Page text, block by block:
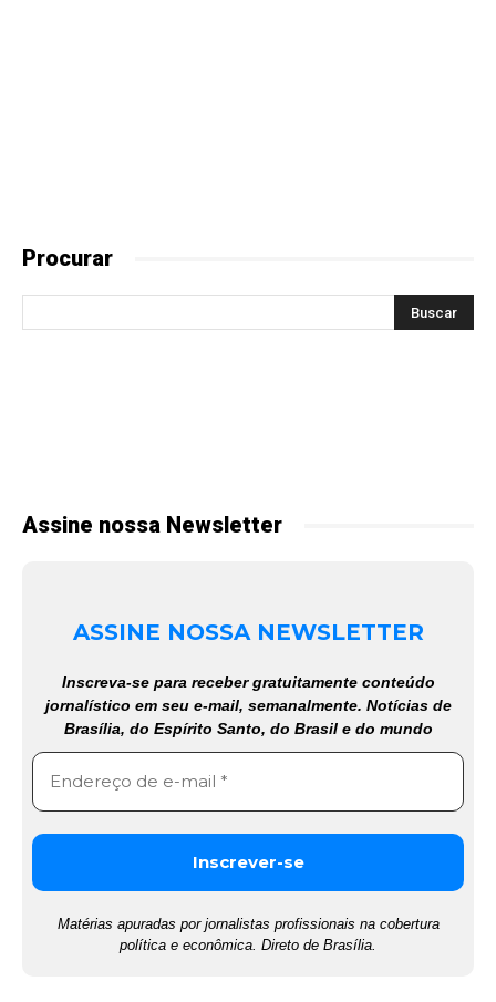
Procurar
Assine nossa Newsletter
ASSINE NOSSA NEWSLETTER
Inscreva-se para receber gratuitamente conteúdo
jornalístico em seu e-mail, semanalmente. Notícias de
Brasília, do Espírito Santo, do Brasil e do mundo
Matérias apuradas por jornalistas profissionais na cobertura
política e econômica. Direto de Brasília.